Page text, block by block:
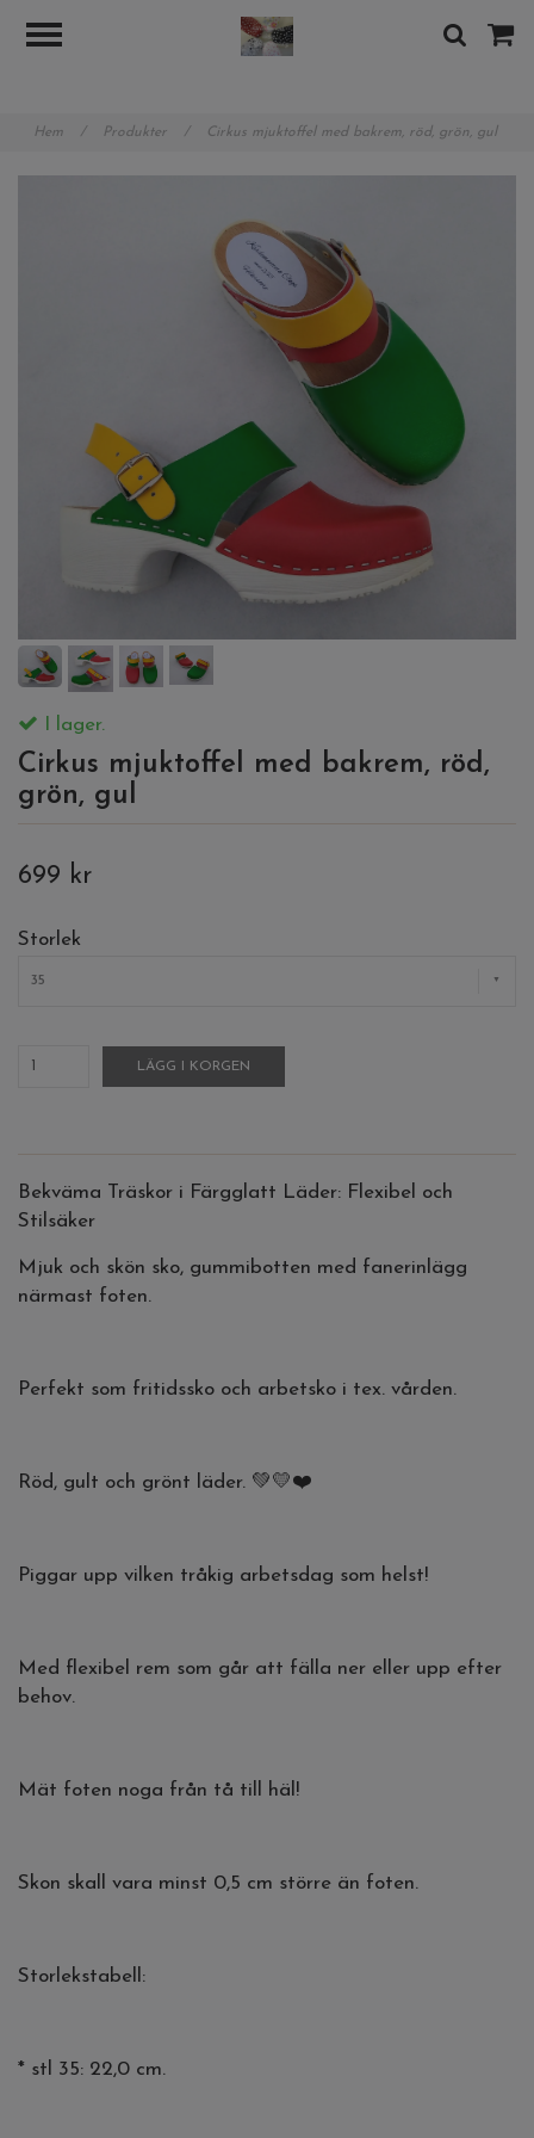
Hem / Produkter / Cirkus mjuktoffel med bakrem, röd, grön, gul
I lager.
Cirkus mjuktoffel med bakrem, röd,
grön, gul
699 kr
Storlek
35
LÄGG I KORGEN
Bekväma Träskor i Färgglatt Läder: Flexibel och
Stilsäker
Mjuk och skön sko, gummibotten med fanerinlägg
närmast foten.
Perfekt som fritidssko och arbetsko i tex. vården.
Röd, gult och grönt läder. 💚💛❤️
Piggar upp vilken tråkig arbetsdag som helst!
Med flexibel rem som går att fälla ner eller upp efter
behov.
Mät foten noga från tå till häl!
Skon skall vara minst 0,5 cm större än foten.
Storlekstabell:
* stl 35: 22,0 cm.